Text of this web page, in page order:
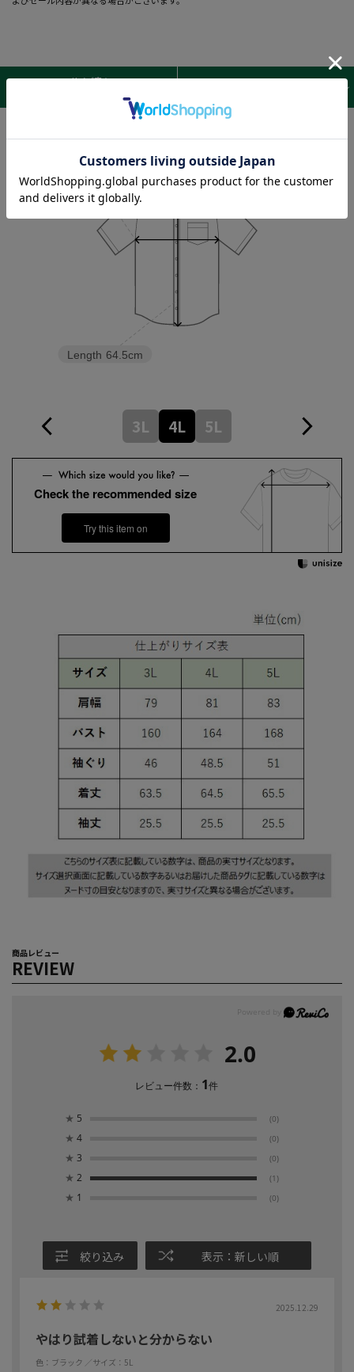
サイズ表 /
Length 64.5cm
Width 82cm
3L 4L 5L
Check the recommended size
Try this item on
商品レビュー
REVIEW
2.0
レビュー件数： 1件
★ 5 (0)
★ 4 (0)
★ 3 (0)
★ 2 (1)
★ 1 (0)
絞り込み 表示：新しい順
2025.12.29
やはり試着しないと分からない
色：ブラック ／サイズ：5L